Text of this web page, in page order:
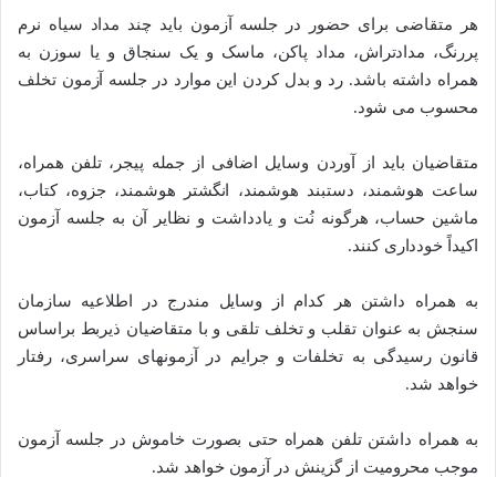
هر متقاضی برای حضور در جلسه آزمون باید چند مداد سیاه نرم
پررنگ، مدادتراش، مداد پاکن، ماسک و یک سنجاق و یا سوزن به
همراه داشته باشد. رد و بدل کردن این موارد در جلسه آزمون تخلف
محسوب می شود.
متقاضیان باید از آوردن وسایل اضافی از جمله پیجر، تلفن همراه،
ساعت هوشمند، دستبند هوشمند، انگشتر هوشمند، جزوه، کتاب،
ماشین حساب، هرگونه نُت و یادداشت و نظایر آن به جلسه آزمون
اکیداً خودداری کنند.
به همراه داشتن هر کدام از وسایل مندرج در اطلاعیه سازمان
سنجش به عنوان تقلب و تخلف تلقی و با متقاضیان ذیربط براساس
قانون رسیدگی به تخلفات و جرایم در آزمونهای سراسری، رفتار
خواهد شد.
به همراه داشتن تلفن همراه حتی بصورت خاموش در جلسه آزمون
موجب محرومیت از گزینش در آزمون خواهد شد.